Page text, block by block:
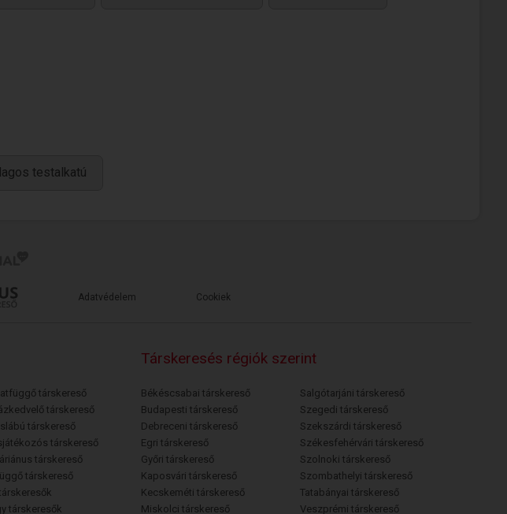
testalkatú
Adatvédelem Cookiek
társkereső
társkereső
társkereső
társkereső
társkereső
társkereső
társkeresők
Társkeresés régiók szerint
Békéscsabai társkereső
Budapesti társkereső
Debreceni társkereső
Egri társkereső
Győri társkereső
Kaposvári társkereső
Kecskeméti társkereső
Miskolci társkereső
Salgótarjáni társkereső
Szegedi társkereső
Szekszárdi társkereső
Székesfehérvári társkereső
Szolnoki társkereső
Szombathelyi társkereső
Tatabányai társkereső
Veszprémi társkereső